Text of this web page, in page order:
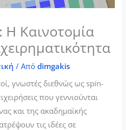
Η Καινοτομία
/ Απόdimgakis
γνωστές διεθνώς ως spin-
που γεννιούνται
και της ακαδημαϊκής
τις ιδέες σε